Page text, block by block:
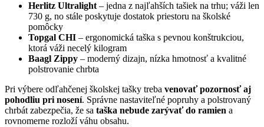
Herlitz Ultralight – jedna z najľahších tašiek na trhu; váži len
730 g, no stále poskytuje dostatok priestoru na školské
pomôcky
Topgal CHI – ergonomická taška s pevnou konštrukciou,
ktorá váži necelý kilogram
Baagl Zippy – moderný dizajn, nízka hmotnosť a kvalitné
polstrovanie chrbta
Pri výbere odľahčenej školskej tašky treba venovať pozornosť aj
pohodliu pri nosení. Správne nastaviteľné popruhy a polstrovaný
chrbát zabezpečia, že sa taška nebude zarývať do ramien a
rovnomerne rozloží váhu obsahu.